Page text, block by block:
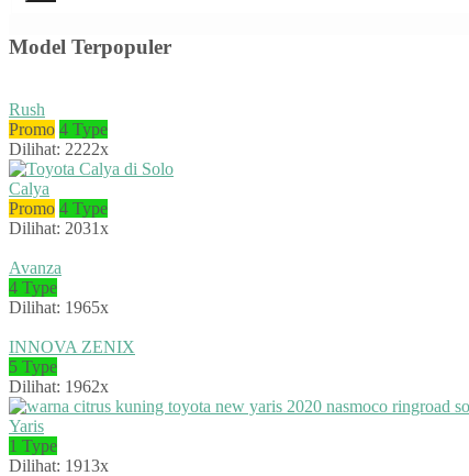
Model Terpopuler
Rush
Promo 4 Type
Dilihat: 2222x
Calya
Promo 4 Type
Dilihat: 2031x
Avanza
4 Type
Dilihat: 1965x
INNOVA ZENIX
5 Type
Dilihat: 1962x
Yaris
1 Type
Dilihat: 1913x